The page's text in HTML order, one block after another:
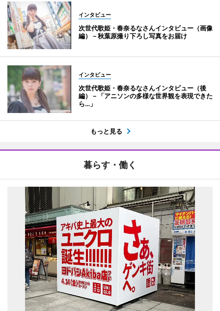
インタビュー
次世代歌姫・春奈るなさんインタビュー（画像
編）－秋葉原撮り下ろし写真をお届け
インタビュー
次世代歌姫・春奈るなさんインタビュー（後
編）－「アニソンの多様な世界観を表現できた
ら…」
もっと見る
暮らす・働く